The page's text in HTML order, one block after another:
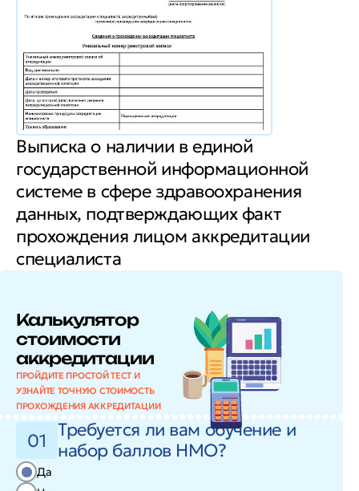
Выписка о наличии в единой
государственной информационной
системе в сфере здравоохранения
данных, подтверждающих факт
прохождения лицом аккредитации
специалиста
Калькулятор
стоимости
аккредитации
ПРОЙДИТЕ ПРОСТОЙ ТЕСТ И
УЗНАЙТЕ ТОЧНУЮ СТОИМОСТЬ
ПРОХОЖДЕНИЯ АККРЕДИТАЦИИ
01 Требуется ли вам обучение и
набор баллов НМО?
Да